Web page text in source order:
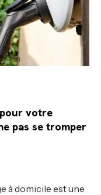
votre
pas se tromper
à domicile est une